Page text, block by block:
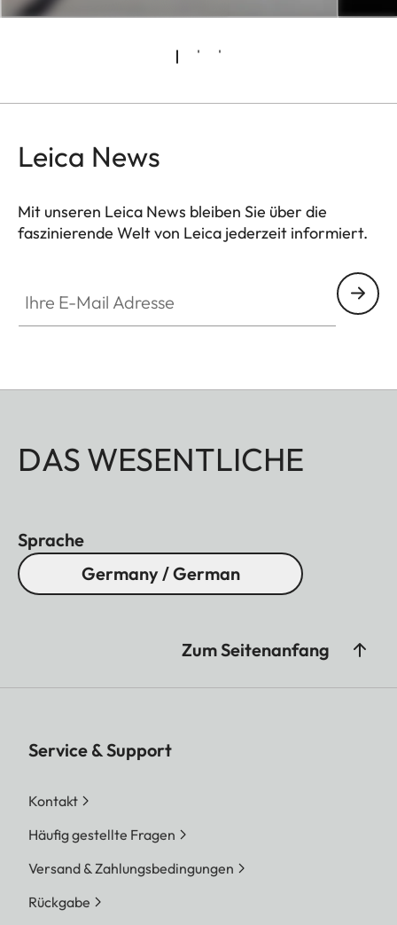
Leica News
Mit unseren Leica News bleiben Sie über die
faszinierende Welt von Leica jederzeit informiert.
DAS WESENTLICHE
Sprache
Germany / German
Zum Seitenanfang
Service & Support
Kontakt
Häufig gestellte Fragen
Versand & Zahlungsbedingungen
Rückgabe